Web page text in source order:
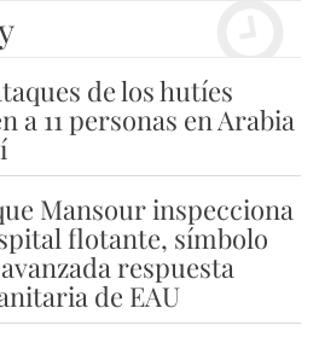
de los hutíes
a 11 personas en Arabia
Mansour inspecciona
flotante, símbolo
respuesta
de EAU